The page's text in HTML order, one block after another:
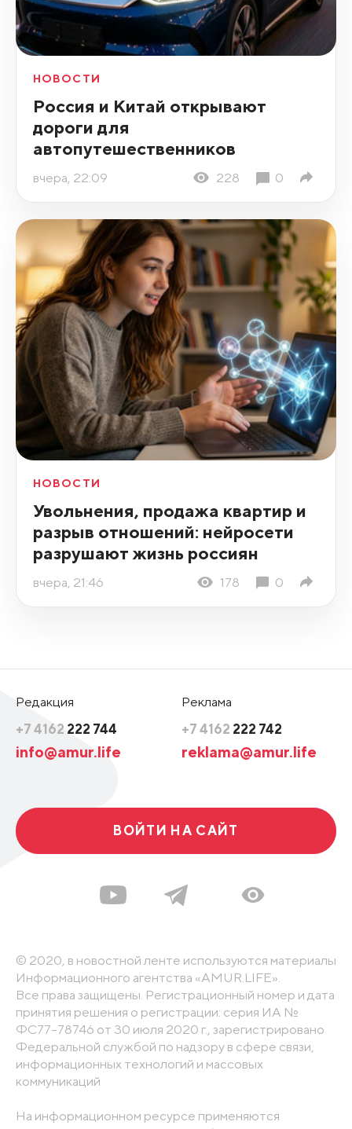
НОВОСТИ
Россия и Китай открывают
дороги для
автопутешественников
вчера, 22:09 228 0
НОВОСТИ
Увольнения, продажа квартир и
разрыв отношений: нейросети
разрушают жизнь россиян
вчера, 21:46 178 0
Редакция
+7 4162 222 744
info@amur.life
Реклама
+7 4162 222 742
reklama@amur.life
ВОЙТИ НА САЙТ
© 2020, в новостной ленте используются материалы
Информационного агентства «AMUR.LIFE».
Все права защищены. Регистрационный номер и дата
принятия решения о регистрации: серия ИА №
ФС77-78746 от 30 июля 2020 г., зарегистрировано
Федеральной службой по надзору в сфере связи,
информационных технологий и массовых
коммуникаций
На информационном ресурсе применяются